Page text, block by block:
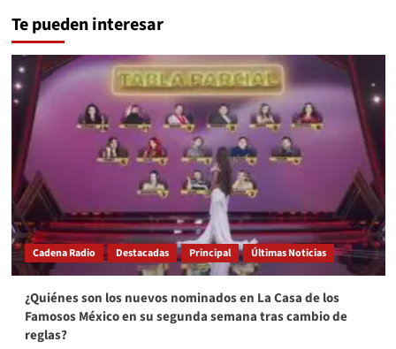
Te pueden interesar
Cadena Radio Destacadas Principal Últimas Noticias
¿Quiénes son los nuevos nominados en La Casa de los
Famosos México en su segunda semana tras cambio de
reglas?